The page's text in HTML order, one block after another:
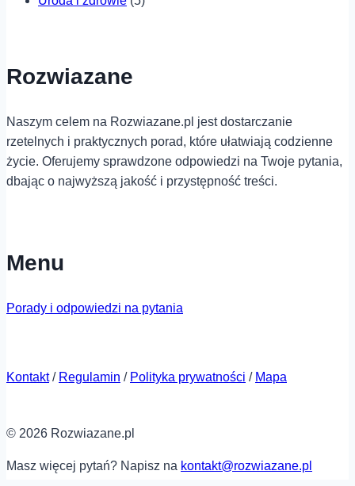
Rozwiazane
Naszym celem na Rozwiazane.pl jest dostarczanie
rzetelnych i praktycznych porad, które ułatwiają codzienne
życie. Oferujemy sprawdzone odpowiedzi na Twoje pytania,
dbając o najwyższą jakość i przystępność treści.
Menu
Porady i odpowiedzi na pytania
Kontakt/ Regulamin / Polityka prywatności / Mapa
© 2026 Rozwiazane.pl
Masz więcej pytań? Napisz na kontakt@rozwiazane.pl